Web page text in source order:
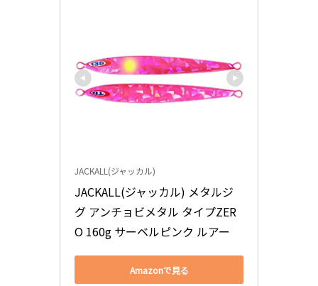
JACKALL(ジャッカル)
JACKALL(ジャッカル) メタルジ
グ アンチョビメタル タイプZER
O 160g サーベルピンク ルアー
Amazonで見る